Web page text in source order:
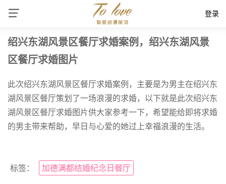
登录
绍兴东湖风景区餐厅求婚案例，绍兴东湖风景
区餐厅求婚图片
此次绍兴东湖风景区餐厅求婚案例，主要是为男主在绍兴东
湖风景区餐厅策划了一场浪漫的求婚，以下就是此次绍兴东
湖风景区餐厅求婚图片供大家参考一下，希望能给即将求婚
的男主带来帮助，早日与心爱的她过上幸福浪漫的生活。
标签： 加德满都结婚纪念日餐厅